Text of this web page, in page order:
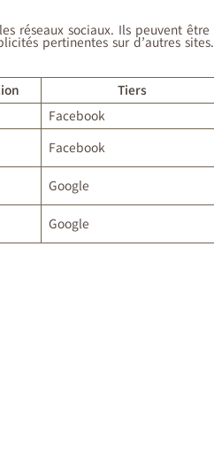
réseaux sociaux. Ils peuvent être
pertinentes sur d’autres sites.
Tiers
Facebook
Facebook
Google
Google